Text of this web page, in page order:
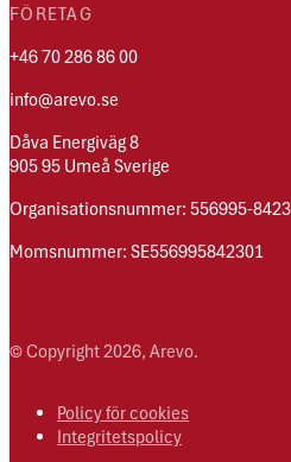
FÖRETAG
+46 70 286 86 00
info@arevo.se
Dåva Energiväg 8
905 95 Umeå Sverige
Organisationsnummer: 556995-8423
Momsnummer: SE556995842301
© Copyright 2026, Arevo.
Policy för cookies
Integritetspolicy